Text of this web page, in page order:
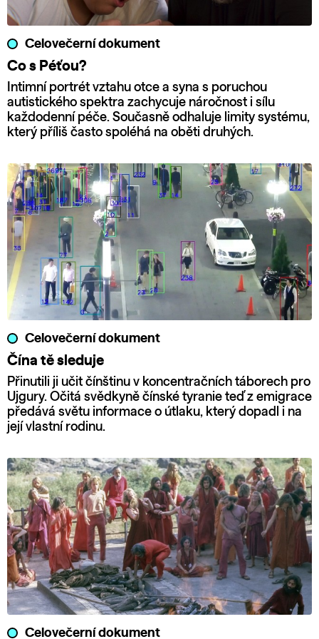
Celovečerní dokument
Co s Péťou?
Intimní portrét vztahu otce a syna s poruchou
autistického spektra zachycuje náročnost i sílu
každodenní péče. Současně odhaluje limity systému,
který příliš často spoléhá na oběti druhých.
Celovečerní dokument
Čína tě sleduje
Přinutili ji učit čínštinu v koncentračních táborech pro
Ujgury. Očitá svědkyně čínské tyranie teď z emigrace
předává světu informace o útlaku, který dopadl i na
její vlastní rodinu.
Celovečerní dokument